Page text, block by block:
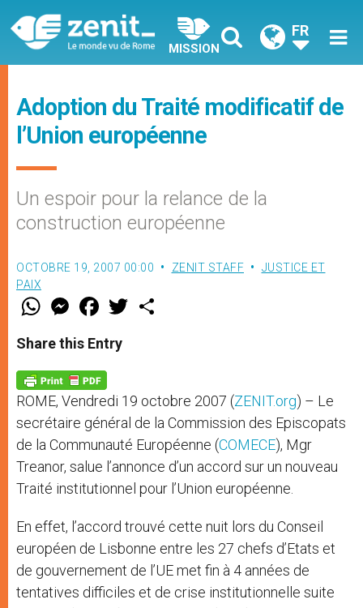
MISSION
FR
Adoption du Traité modificatif de
l’Union européenne
Un espoir pour la relance de la
construction européenne
OCTOBRE 19, 2007 00:00 ZENIT STAFF
JUSTICE ET
PAIX
W
t
s
p
p
M
e
s
e
g
e
r
F
a
e
b
o
k
w
Share this Entry
ROME, Vendredi 19 octobre 2007 (ZENIT.org) – Le
secrétaire général de la Commission des Episcopats
de la Communauté Européenne (COMECE), Mgr
Treanor, salue l’annonce d’un accord sur un nouveau
Traité institutionnel pour l’Union européenne.
En effet, l’accord trouvé cette nuit lors du Conseil
européen de Lisbonne entre les 27 chefs d’Etats et
de gouvernement de l’UE met fin à 4 années de
tentatives difficiles et de crise institutionnelle suite